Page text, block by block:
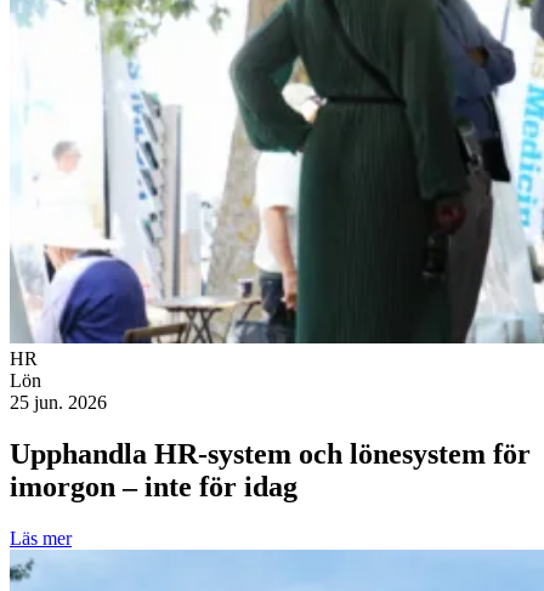
HR
Lön
25 jun. 2026
Upphandla HR-system och lönesystem för
imorgon – inte för idag
Läs mer